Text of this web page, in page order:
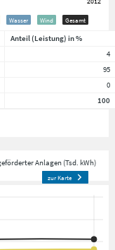
Wasser Wind Gesamt
Anteil (Leistung) in %
4
95
0
100
Anlagen (Tsd. kWh)
zur Karte